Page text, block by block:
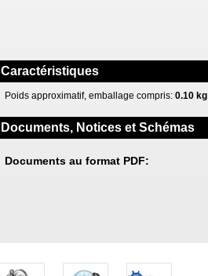
Caractéristiques
Poids approximatif, emballage compris:0.10 kg
Documents, Notices et Schémas
Documents au format PDF: